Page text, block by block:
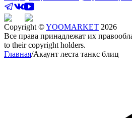
Copyright ©YOOMARKET 2026
Все права принадлежат их
to their copyright holders.
Главная/Акаунт леста танкс блиц